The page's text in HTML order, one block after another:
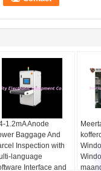
1.2mA Anode
Baggage And
Inspection with
language
Interface and